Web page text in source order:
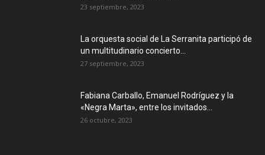
23 septiembre, 2023
La orquesta social de La Serranita participó de
un multitudinario concierto...
27 septiembre, 2023
Fabiana Carballo, Emanuel Rodríguez y la
«Negra Marta», entre los invitados...
26 octubre, 2023